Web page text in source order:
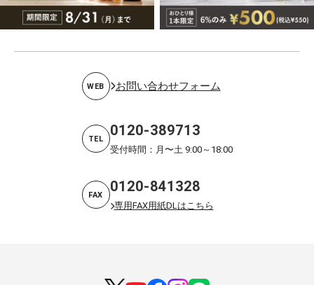
WEB お問い合わせフォーム
TEL 0120-389713
受付時間：月〜土 9:00～18:00
FAX 0120-841328
専用FAX用紙DLはこちら